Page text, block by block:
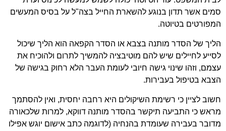
סמים אשר תדון בנוגע להשארת החייל בצה"ל על בסיס המעשים
המפורטים בטיוטה.
הליך של הסדר מותנה בצבא או הסדר הקפאה הוא הליך שיכול
לסייע לחיילים שיש להם מוטיבציה להמשיך לתרום ולהוכיח את
עצמם, וזהו שינוי גישה חיובי לעומת העבר הלא רחוק בגישה של
הצבא בטיפול בעבירות.
חשוב לציין כי רשימת השיקולים היא רחבה יחסית, ואין להסתמך
מראש כי התביעה תיקשר בהסדר מותנה דווקא, למרות שלכאורה
מדובר בעבירה שעומדת בהנחיה (לדוגמה כתב אישום יוגש אפילו